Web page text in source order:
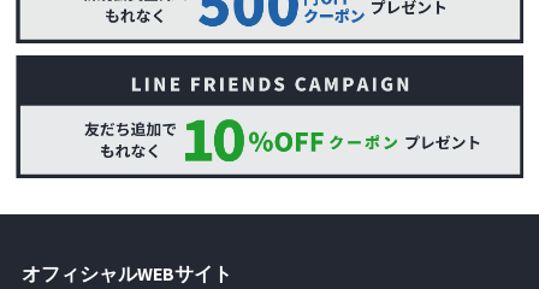
オフィシャルWEBサイト